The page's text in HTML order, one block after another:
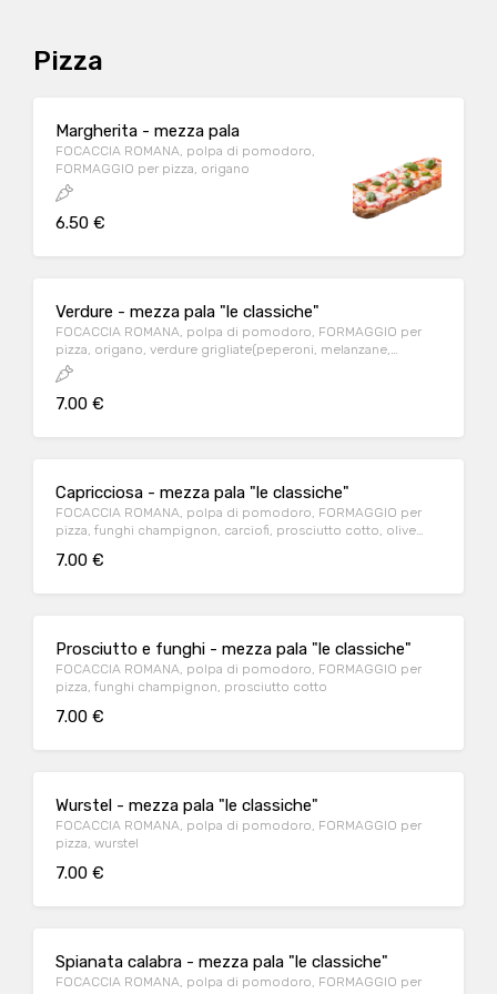
Pizza
Margherita - mezza pala
FOCACCIA ROMANA, polpa di pomodoro,
FORMAGGIO per pizza, origano
6.50 €
Verdure - mezza pala "le classiche"
FOCACCIA ROMANA, polpa di pomodoro, FORMAGGIO per
pizza, origano, verdure grigliate(peperoni, melanzane,
zucchine in proporzione variabile) prodotto surgelato
all'origine
7.00 €
Capricciosa - mezza pala "le classiche"
FOCACCIA ROMANA, polpa di pomodoro, FORMAGGIO per
pizza, funghi champignon, carciofi, prosciutto cotto, olive
7.00 €
Prosciutto e funghi - mezza pala "le classiche"
FOCACCIA ROMANA, polpa di pomodoro, FORMAGGIO per
pizza, funghi champignon, prosciutto cotto
7.00 €
Wurstel - mezza pala "le classiche"
FOCACCIA ROMANA, polpa di pomodoro, FORMAGGIO per
pizza, wurstel
7.00 €
Spianata calabra - mezza pala "le classiche"
FOCACCIA ROMANA, polpa di pomodoro, FORMAGGIO per